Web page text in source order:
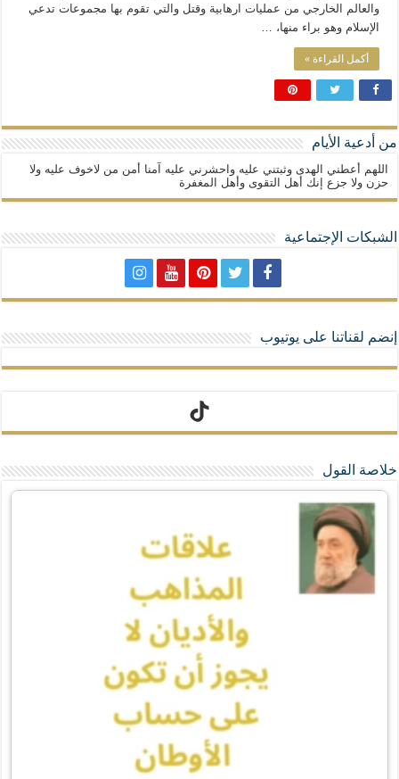
والعالم الخارجي من عمليات ارهابية وقتل والتي تقوم بها مجموعات تدعي
الإسلام وهو براء منها، …
أكمل القراءة »
من أدعية الأيام
اللهم أعطني الهدى وثبتني عليه واحشرني عليه آمنا أمن من لاخوف عليه ولا
حزن ولا جزع إنك أهل التقوى وأهل المغفرة
الشبكات الإجتماعية
إنضم لقناتنا على يوتيوب
تيك توك
خلاصة القول